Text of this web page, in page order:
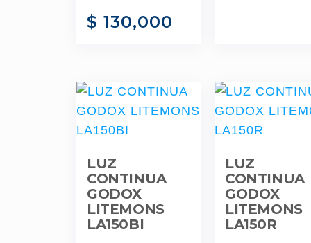
$ 130,000
LUZ
CONTINUA
GODOX
LITEMONS
LA150BI
LUZ
CONTINUA
GODOX
LITEMONS
LA150R